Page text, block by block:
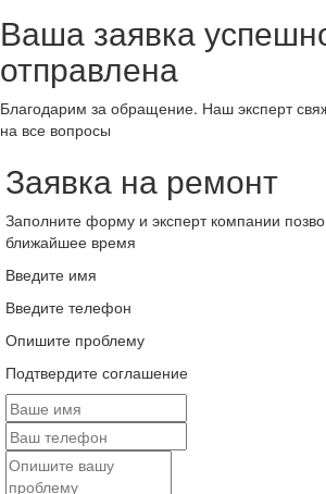
Ваша заявка
отправлена
Благодарим за обращение. Наш эксперт
на все вопросы
Заявка на ремонт
Заполните форму и эксперт компании
ближайшее время
Введите имя
Введите телефон
Опишите проблему
Подтвердите соглашение